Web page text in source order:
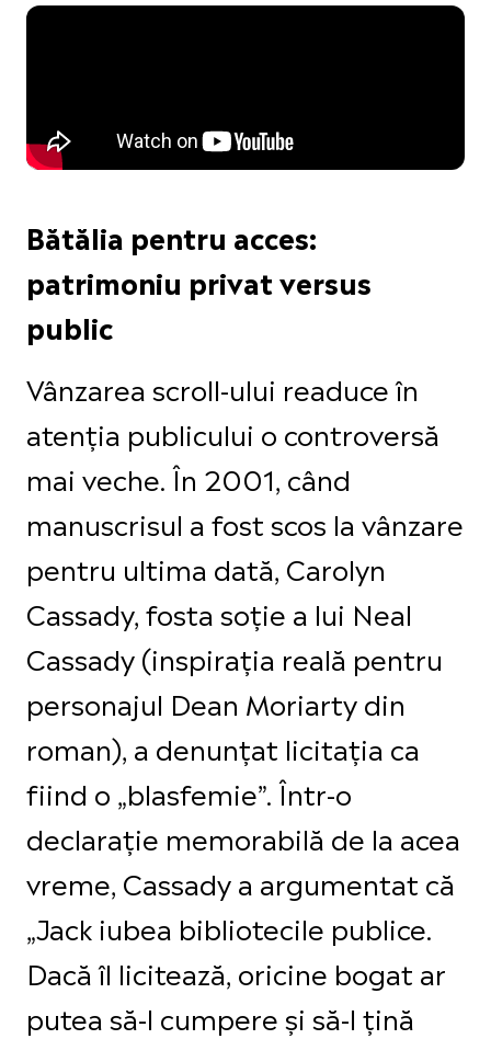
Bătălia pentru acces:
patrimoniu privat versus
public
Vânzarea scroll-ului readuce în
atenția publicului o controversă
mai veche. În 2001, când
manuscrisul a fost scos la vânzare
pentru ultima dată, Carolyn
Cassady, fosta soție a lui Neal
Cassady (inspirația reală pentru
personajul Dean Moriarty din
roman), a denunțat licitația ca
fiind o „blasfemie”. Într-o
declarație memorabilă de la acea
vreme, Cassady a argumentat că
„Jack iubea bibliotecile publice.
Dacă îl licitează, oricine bogat ar
putea să-l cumpere și să-l țină